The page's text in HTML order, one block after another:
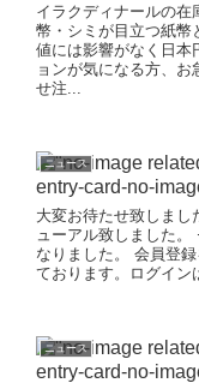
イラクディナールの在
幣・シミが目立つ紙幣
値には影響がなく日本
ョンが気になる方、
せ注...
ニュース
大変お待たせ致しまし
ューアル致しました。
なりました。 会員登
ております。ログイ
ニュース